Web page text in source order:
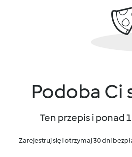
Podoba Ci
Ten przepis i ponad
Zarejestruj się i otrzymaj 30 dni